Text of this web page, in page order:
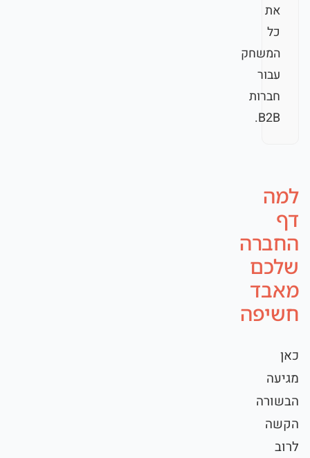
את
כל
המשחק
עבור
חברות
B2B.
למה
דף
החברה
שלכם
מאבד
חשיפה
כאן
מגיעה
הבשורה
הקשה
לרוב